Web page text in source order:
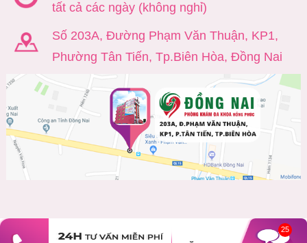
tất cả các ngày (không nghỉ)
Số 203A, Đường Phạm Văn Thuận, KP1,
Phường Tân Tiến, Tp.Biên Hòa, Đồng Nai
25